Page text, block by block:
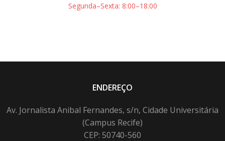
Segunda–Sexta: 8:00–18:00
ENDEREÇO
Av. Jornalista Anibal Fernandes, s/n, Cidade Universitária
(Campus Recife)
CEP: 50740-560